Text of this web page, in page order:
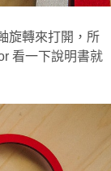
旋轉來打開，所
看一下說明書就